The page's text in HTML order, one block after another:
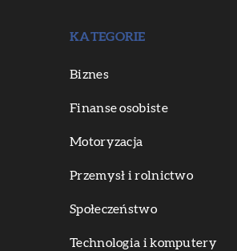
KATEGORIE
Biznes
Finanse osobiste
Motoryzacja
Przemysł i rolnictwo
Społeczeństwo
Technologia i komputery